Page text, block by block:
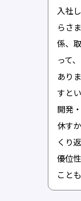
入社
らさ
係、
って
あり
すと
開発
休す
くり
優位
こと